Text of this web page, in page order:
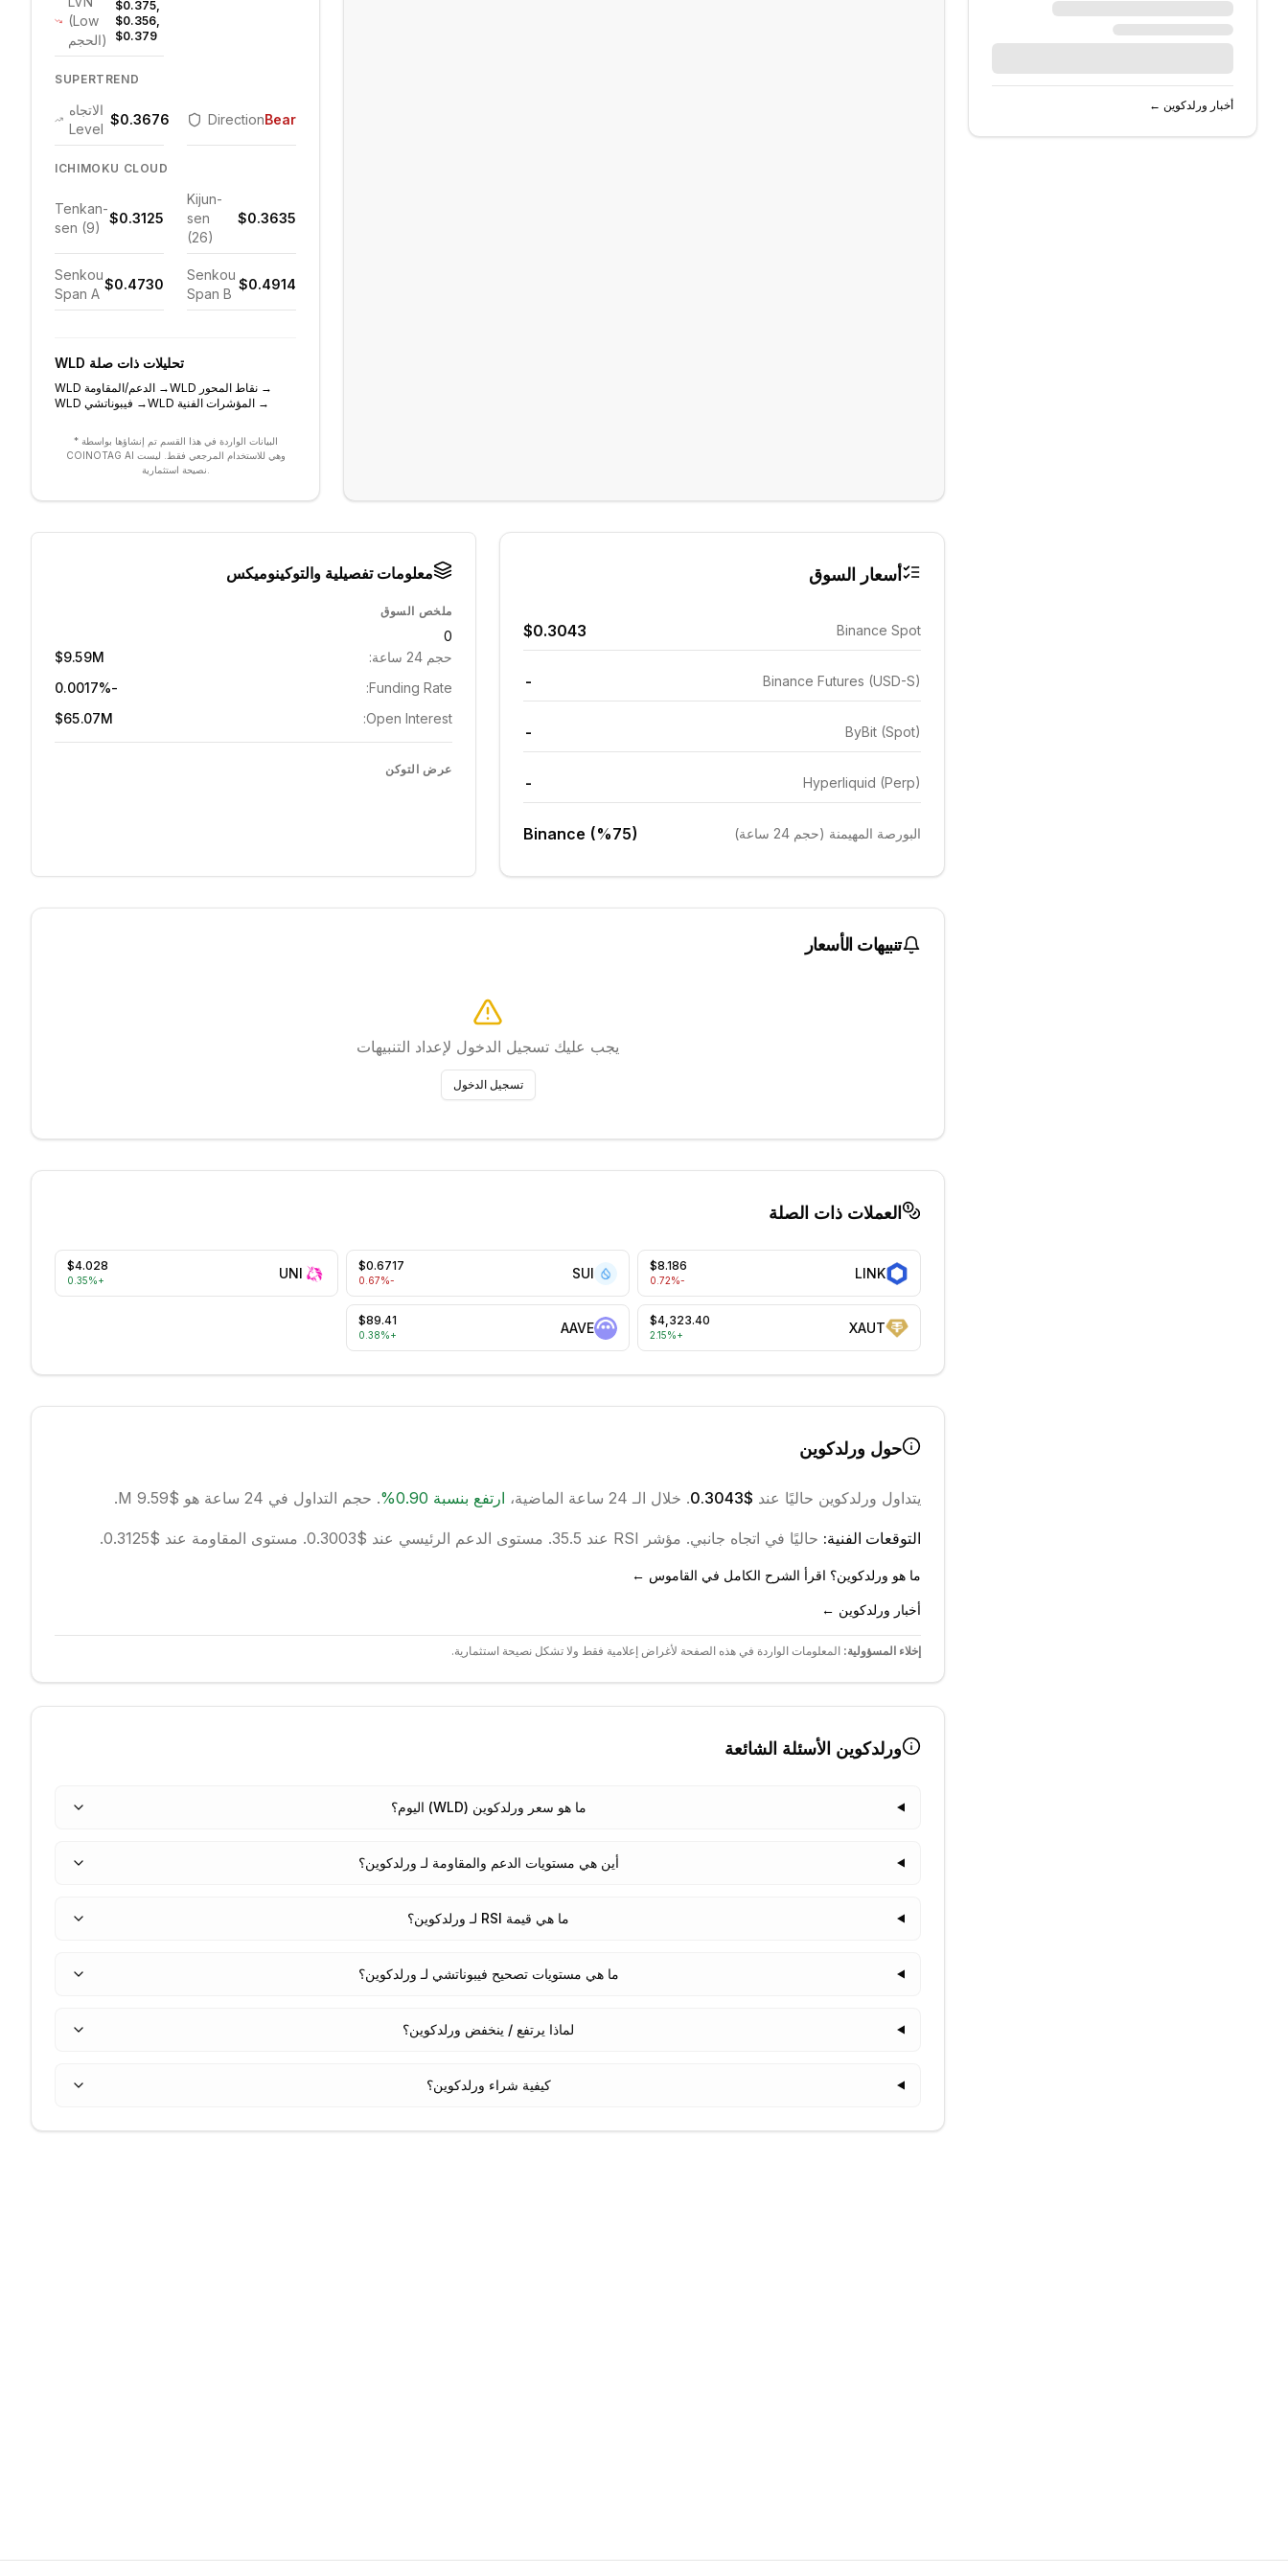
أخبار ورلدكوين ←
(Low
الحجم)
$0.375,
$0.356,
$0.379
SUPERTREND
الاتجاه
Level
$0.3676 DirectionBearish
ICHIMOKU CLOUD
Tenkan-
sen (9)
$0.3125
Kijun-
sen
(26)
$0.3635
Senkou
Span A
$0.4730
Senkou
Span B
$0.4914
WLD تحليلات ذات صلة
WLD الدعم/المقاومة →WLD نقاط المحور →
WLD فيبوناتشي →WLD المؤشرات الفنية →
* البيانات الواردة في هذا القسم تم إنشاؤها بواسطة
COINOTAG AI وهي للاستخدام المرجعي فقط. ليست
أسعار السوق
Binance Spot
$0.3043
Binance Futures (USD-S)
-
ByBit (Spot)
-
Hyperliquid (Perp)
-
البورصة المهيمنة (حجم 24 ساعة) Binance (%75)
معلومات تفصيلية والتوكينوميكس
ملخص السوق
0
حجم 24 ساعة:
$9.59M
Funding Rate:
-0.0017%
Open Interest:
$65.07M
عرض التوكن
تنبيهات الأسعار
يجب عليك تسجيل الدخول لإعداد التنبيهات
تسجيل الدخول
العملات ذات الصلة
LINK
$8.186
-0.72
%
SUI
$0.6717
-0.67
%
UNI
$4.028
+
0.35%
XAUT
$4,323.40
+
2.15%
AAVE
$89.41
+
0.38%
حول ورلدكوين
يتداول ورلدكوين حاليًا عند $0.3043 . خلال الـ 24 ساعة الماضية، ارتفع بنسبة 0.90
%
. حجم التداول في 24 ساعة هو $9.59 M.
التوقعات الفنية: حاليًا في اتجاه جانبي. مؤشر RSI عند 35.5. مستوى الدعم الرئيسي عند $0.3003. مستوى المقاومة عند $0.3125.
ما هو ورلدكوين؟ اقرأ الشرح الكامل في القاموس ←
أخبار ورلدكوين ←
إخلاء المسؤولية: المعلومات الواردة في هذه الصفحة لأغراض إعلامية فقط ولا تشكل نصيحة استثمارية.
ورلدكوين الأسئلة الشائعة
ما هو سعر ورلدكوين (WLD) اليوم؟
أين هي مستويات الدعم والمقاومة لـ ورلدكوين؟
ما هي قيمة RSI لـ ورلدكوين؟
ما هي مستويات تصحيح فيبوناتشي لـ ورلدكوين؟
لماذا يرتفع / ينخفض ورلدكوين؟
كيفية شراء ورلدكوين؟